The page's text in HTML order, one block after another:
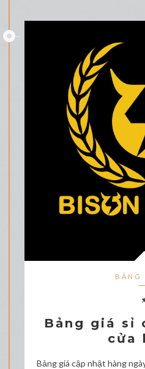
BẢNG
Bảng giá sỉ
cửa
Bảng giá cập nhật hàng